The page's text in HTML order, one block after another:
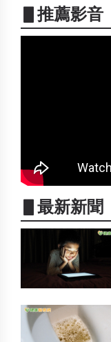
▋推薦影音
▋最新新聞